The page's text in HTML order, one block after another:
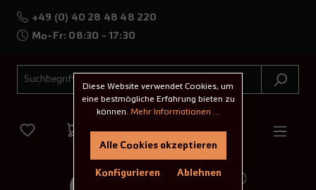
+49 (0) 40 28 48 48 220
Mo-Fr: 08:30 - 17:30
Diese Website verwendet Cookies, um
eine bestmögliche Erfahrung bieten zu
können. Mehr Informationen ...
Ablehnen
Konfigurieren
Alle Cookies akzeptieren